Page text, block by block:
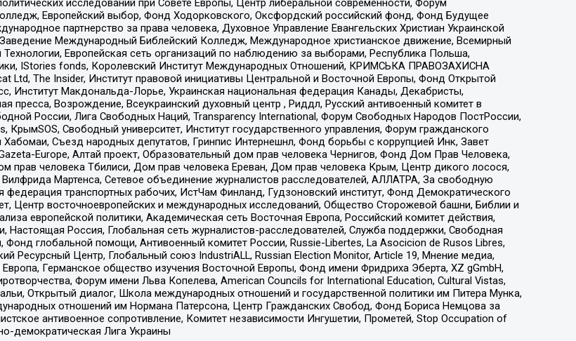
исследований при Совете Европы, Центр либеральной современности, Форум
Европейский выбор, Фонд Ходорковского, Оксфордский российский фонд, Фонд Будущее
партнерство за права человека, Духовное Управление Евангельских Христиан Украинской
Международный Библейский Колледж, Международное христианское движение, Всемирный
Европейская сеть организаций по наблюдению за выборами, Республика Польша,
IStories fonds, Королевский Институт Международных Отношений, КРИМСЬКА ПРАВОЗАХИСНА
Ltd, The Insider, Институт правовой инициативы Центральной и Восточной Европы, Фонд Открытой
Институт Макдональда-Лорье, Украинская национальная федерация Канады, Декабристы,
Возрождение, Всеукраинский духовный центр , Риддл, Русский антивоенный комитет в
России, Лига Свободных Наций, Transparеncy International, Форум Свободных Народов ПостРоссии,
Свободный университет, Институт государственного управления, Форум гражданского
Съезд народных депутатов, Гринпис Интернешнл, Фонд борьбы с коррупцией Инк, Завет
Europe, Алтай проект, Образовательный дом прав человека Чернигов, Фонд Дом Прав Человека,
прав человека Тбилиси, Дом прав человека Ереван, Дом прав человека Крым, Центр дикого лосося,
Мартенса, Сетевое объединение журналистов расследователей, АЛЛАТРА, За свободную
транспортных рабочих, ИстЧам Финланд, Гудзоновский институт, Фонд Демократического
Центр восточноевропейских и международных исследований, Общество Сторожевой башни, Библии и
европейской политики, Академическая сеть Восточная Европа, Российский комитет действия,
Россия, Глобальная сеть журналистов-расследователей, Служба поддержки, Свободная
глобальной помощи, Антивоенный комитет России, Russie-Libertes, La Asocicion de Rusos Libres,
Ресурсный Центр, Глобальный союз IndustriALL, Russian Election Monitor, Article 19, Мнение медиа,
Германское общество изучения Восточной Европы, Фонд имени Фридриха Эберта, XZ gGmbH,
Форум имени Льва Копелева, American Councils for International Education, Cultural Vistas,
Открытый диалог, Школа международных отношений и государственной политики им Питера Мунка,
отношений им Нормана Патерсона, Центр Гражданских Свобод, Фонд Бориса Немцова за
антивоенное сопротивление, Комитет независимости Ингушетии, Прометей, Stop Occupation of
демократическая Лига Украины